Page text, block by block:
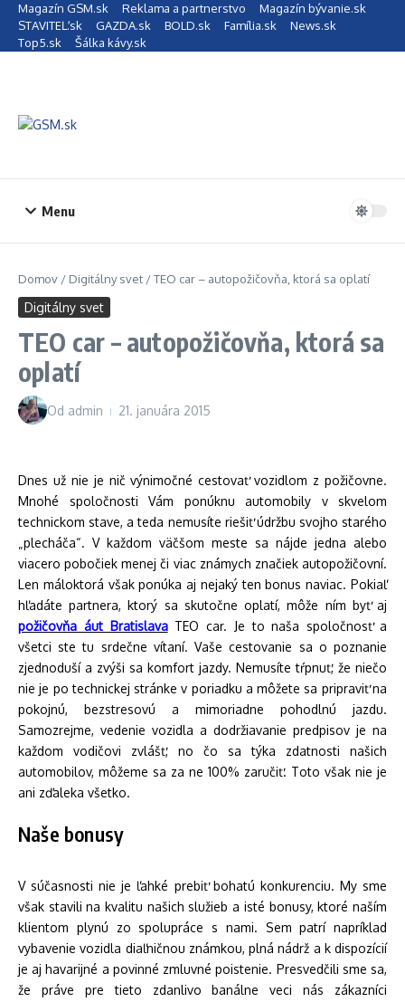
Preskočiť na obsah
Magazín GSM.sk Reklama a partnerstvo
Magazín bývanie.sk
STAVITEĽ.sk
GAZDA.sk BOLD.sk Família.sk
News.sk
Top5.sk
Šálka kávy.sk
Menu
Domov / Digitálny svet /TEO car – autopožičovňa, ktorá sa oplatí
Digitálny svet
TEO car – autopožičovňa, ktorá sa
oplatí
Od admin 21. januára 2015
Dnes už nie je nič výnimočné cestovať vozidlom z požičovne.
Mnohé spoločnosti Vám ponúknu automobily v skvelom
technickom stave, a teda nemusíte riešiť údržbu svojho starého
„plecháča“. V každom väčšom meste sa nájde jedna alebo
viacero pobočiek menej či viac známych značiek autopožičovní.
Len máloktorá však ponúka aj nejaký ten bonus naviac. Pokiaľ
hľadáte partnera, ktorý sa skutočne oplatí, môže ním byť aj
požičovňa áut BratislavaTEO car. Je to naša spoločnosť a
všetci ste tu srdečne vítaní. Vaše cestovanie sa o poznanie
zjednoduší a zvýši sa komfort jazdy. Nemusíte tŕpnuť, že niečo
nie je po technickej stránke v poriadku a môžete sa pripraviť na
pokojnú, bezstresovú a mimoriadne pohodlnú jazdu.
Samozrejme, vedenie vozidla a dodržiavanie predpisov je na
každom vodičovi zvlášť, no čo sa týka zdatnosti našich
automobilov, môžeme sa za ne 100% zaručiť. Toto však nie je
ani zďaleka všetko.
Naše bonusy
V súčasnosti nie je ľahké prebiť bohatú konkurenciu. My sme
však stavili na kvalitu našich služieb a isté bonusy, ktoré naším
klientom plynú zo spolupráce s nami. Sem patrí napríklad
vybavenie vozidla diaľničnou známkou, plná nádrž a k dispozícií
je aj havarijné a povinné zmluvné poistenie. Presvedčili sme sa,
že práve pre tieto zdanlivo banálne veci nás zákazníci